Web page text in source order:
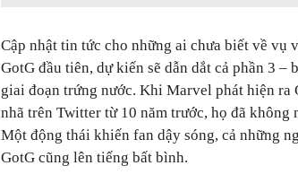
Cập nhật tin tức cho những ai chưa biết về vụ
GotG đầu tiên, dự kiến sẽ dẫn dắt cả phần 3
giai đoạn trứng nước. Khi Marvel phát hiện ra
nhã trên Twitter từ 10 năm trước, họ đã không
Một động thái khiến fan dậy sóng, cả những
GotG cũng lên tiếng bất bình.